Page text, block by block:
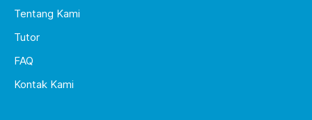
Tentang Kami
Tutor
FAQ
Kontak Kami